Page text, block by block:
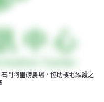
門阿里磅農場，協助棲地維護之